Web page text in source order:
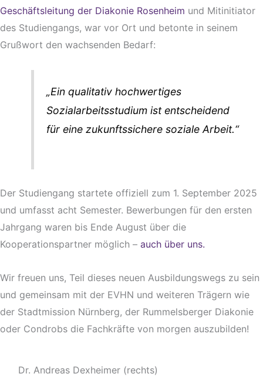
Geschäftsleitung der Diakonie Rosenheim und Mitinitiator
des Studiengangs, war vor Ort und betonte in seinem
Grußwort den wachsenden Bedarf:
„Ein qualitativ hochwertiges
Sozialarbeitsstudium ist entscheidend
für eine zukunftssichere soziale Arbeit.“
Der Studiengang startete offiziell zum 1. September 2025
und umfasst acht Semester. Bewerbungen für den ersten
Jahrgang waren bis Ende August über die
Kooperationspartner möglich – auch über uns.
Wir freuen uns, Teil dieses neuen Ausbildungswegs zu sein
und gemeinsam mit der EVHN und weiteren Trägern wie
der Stadtmission Nürnberg, der Rummelsberger Diakonie
oder Condrobs die Fachkräfte von morgen auszubilden!
Dr. Andreas Dexheimer (rechts)